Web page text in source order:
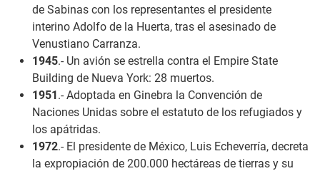
de Sabinas con los representantes el presidente
interino Adolfo de la Huerta, tras el asesinado de
Venustiano Carranza.
1945.- Un avión se estrella contra el Empire State
Building de Nueva York: 28 muertos.
1951.- Adoptada en Ginebra la Convención de
Naciones Unidas sobre el estatuto de los refugiados y
los apátridas.
1972.- El presidente de México, Luis Echeverría, decreta
la expropiación de 200.000 hectáreas de tierras y su